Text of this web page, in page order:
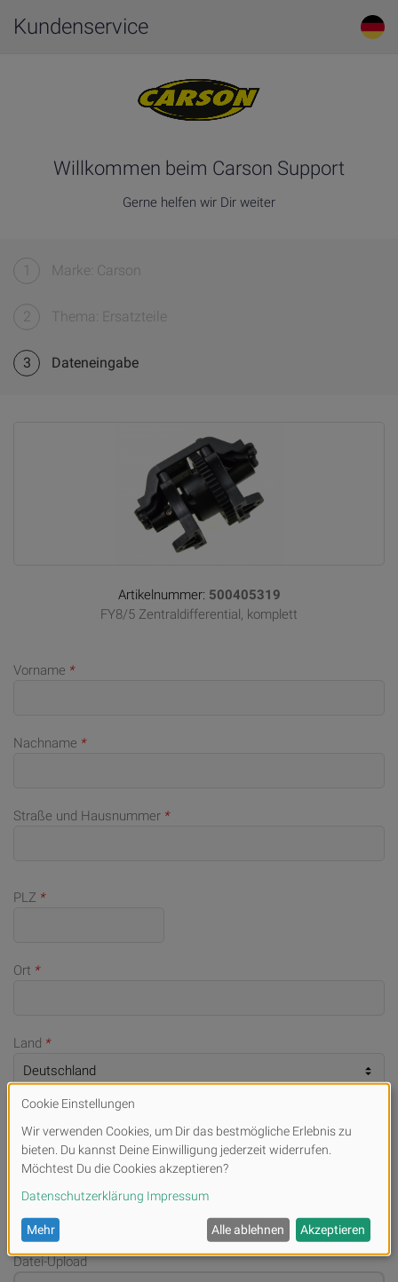
Kundenservice
Willkommen beim Carson Support
Gerne helfen wir Dir weiter
1 Marke: Carson
2 Thema: Ersatzteile
3 Dateneingabe
Artikelnummer: 500405319
FY8/5 Zentraldifferential, komplett
Vorname *
Nachname *
Straße und Hausnummer *
PLZ *
Ort *
Land *
Telefonnummer (bei Rückfragen)
E-Mail
Datei-Upload